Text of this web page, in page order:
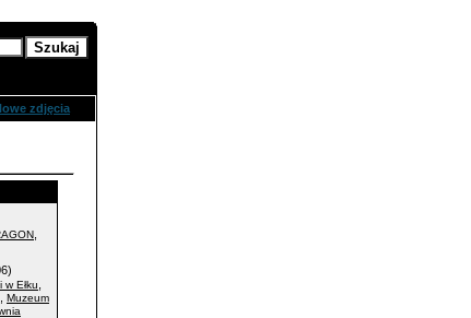
zdjęcia
Ełku
Muzeum